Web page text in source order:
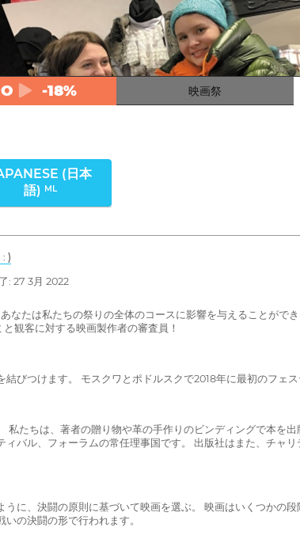
-18% 映画祭
(日本
語) ML
: )
: 27 3月 2022
なたは私たちの祭りの全体のコースに影響を与えることができ
観客に対する映画製作者の審査員！
びつけます。 モスクワとポドルスクで2018年に最初のフェ
私たちは、著者の贈り物や革の手作りのビンディングで本を
ィバル、フォーラムの常任理事国です。 出版社はまた、チ
に、決闘の原則に基づいて映画を選ぶ。 映画はいくつかの
の決闘の形で行われます。